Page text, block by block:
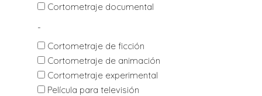
Cortometraje documental
-
Cortometraje de ficción
Cortometraje de animación
Cortometraje experimental
Película para televisión